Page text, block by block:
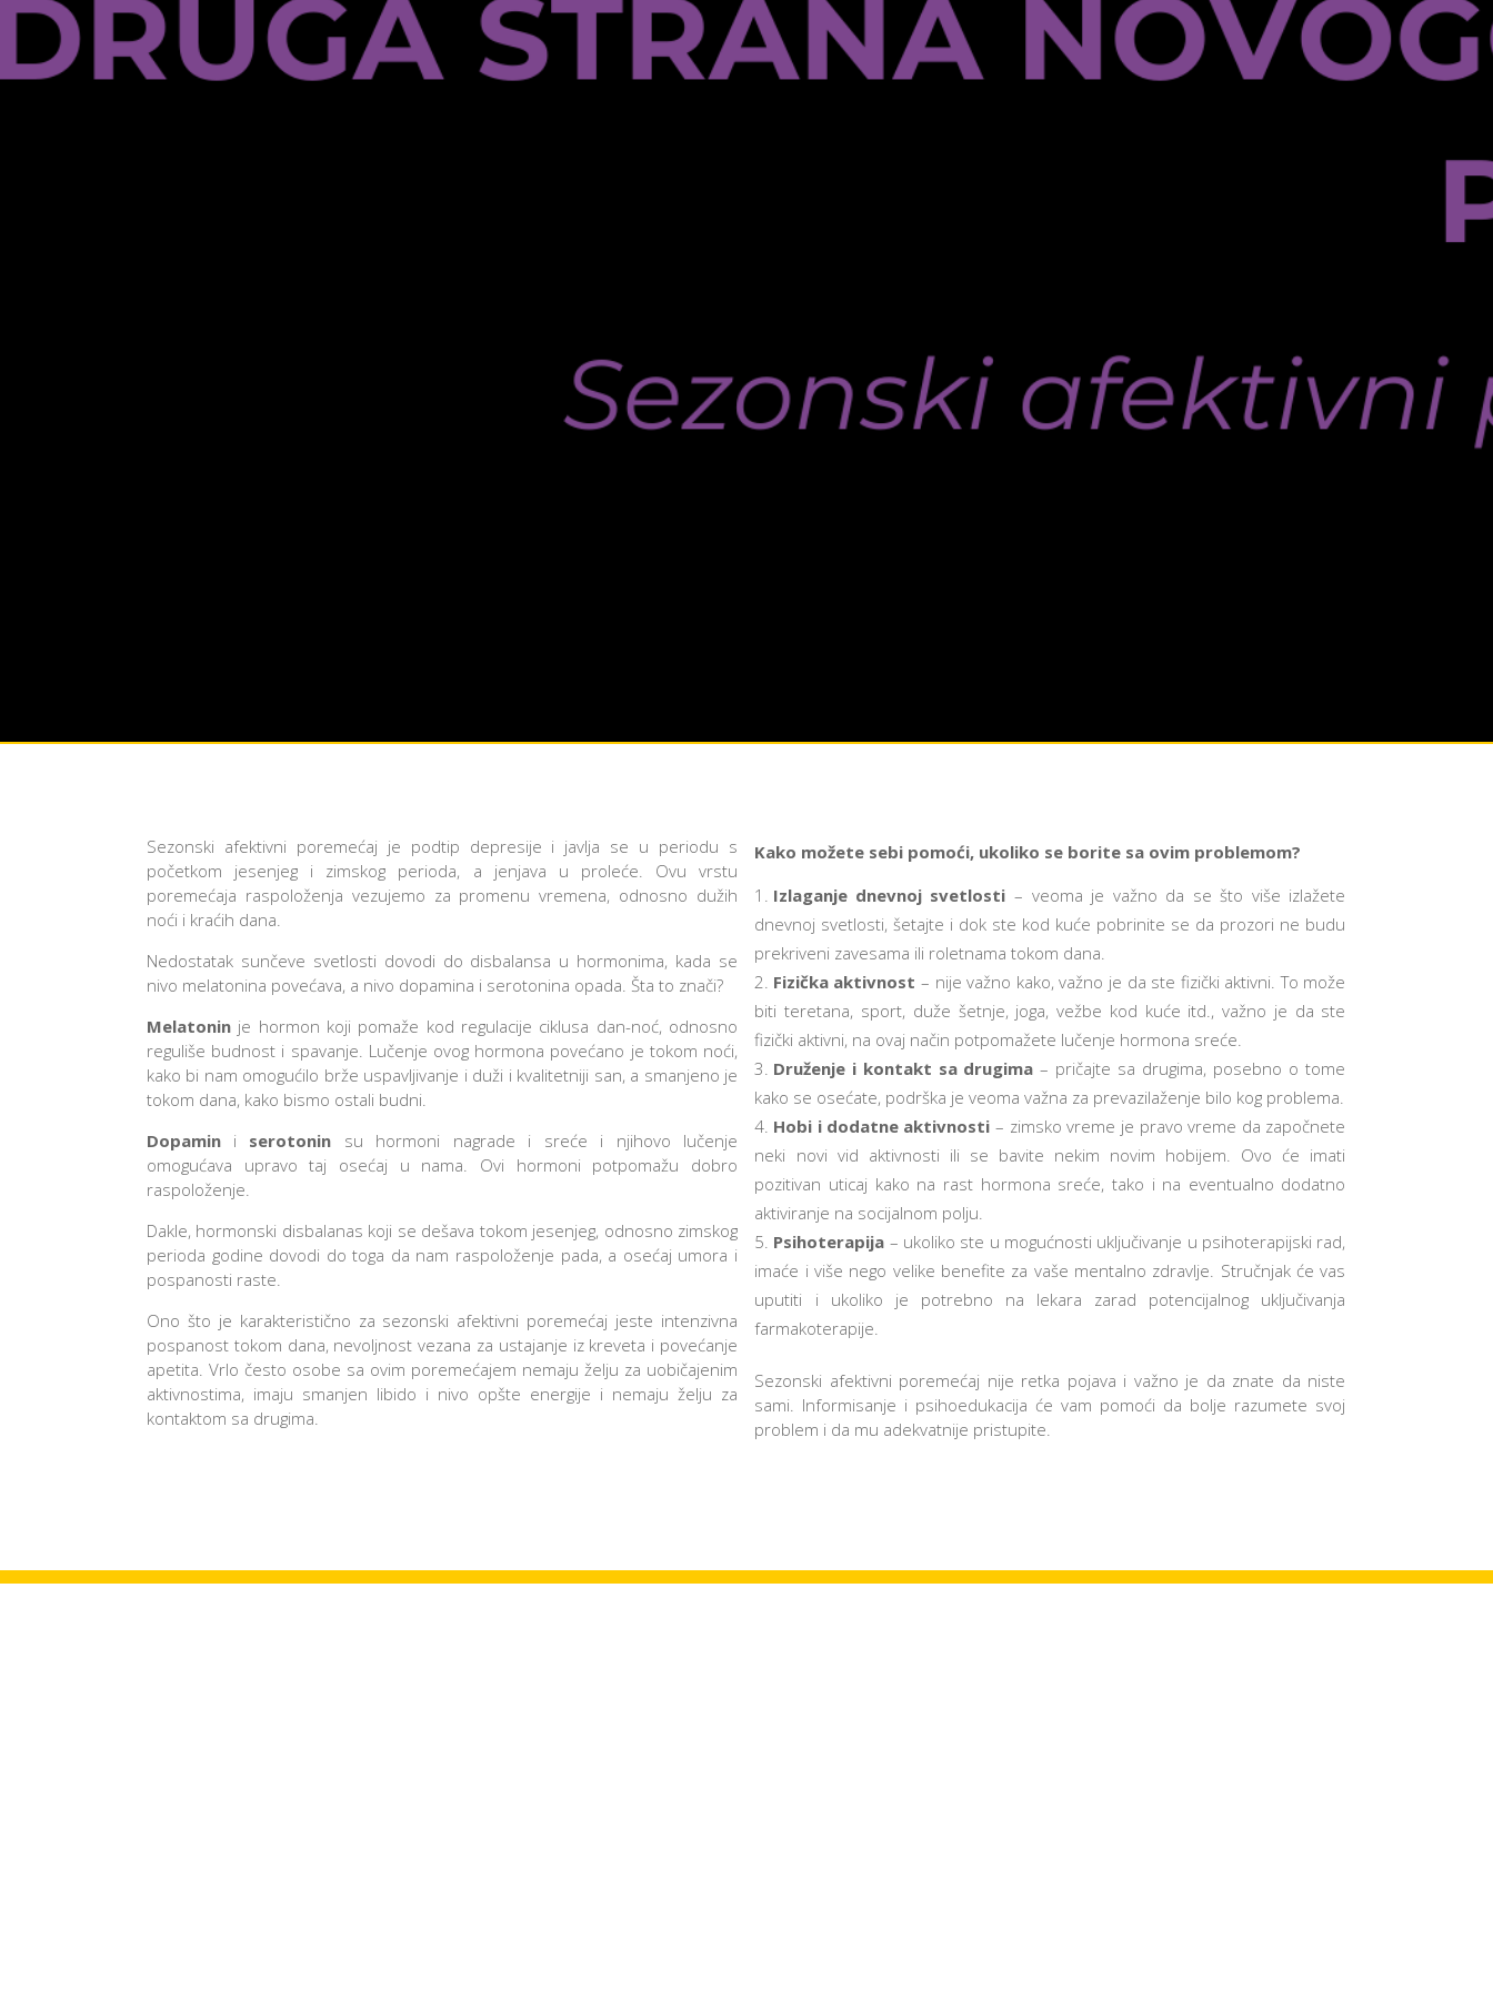
Sezonski afektivni poremećaj je podtip depresije i javlja se u periodu s
početkom jesenjeg i zimskog perioda, a jenjava u proleće. Ovu vrstu
poremećaja raspoloženja vezujemo za promenu vremena, odnosno dužih
noći i kraćih dana.
Nedostatak sunčeve svetlosti dovodi do disbalansa u hormonima, kada se
nivo melatonina povećava, a nivo dopamina i serotonina opada. Šta to znači?
Melatonin je hormon koji pomaže kod regulacije ciklusa dan-noć, odnosno
reguliše budnost i spavanje. Lučenje ovog hormona povećano je tokom noći,
kako bi nam omogućilo brže uspavljivanje i duži i kvalitetniji san, a smanjeno je
tokom dana, kako bismo ostali budni.
Dopamin i serotonin su hormoni nagrade i sreće i njihovo lučenje
omogućava upravo taj osećaj u nama. Ovi hormoni potpomažu dobro
raspoloženje.
Dakle, hormonski disbalanas koji se dešava tokom jesenjeg, odnosno zimskog
perioda godine dovodi do toga da nam raspoloženje pada, a osećaj umora i
pospanosti raste.
Ono što je karakteristično za sezonski afektivni poremećaj jeste intenzivna
pospanost tokom dana, nevoljnost vezana za ustajanje iz kreveta i povećanje
apetita. Vrlo često osobe sa ovim poremećajem nemaju želju za uobičajenim
aktivnostima, imaju smanjen libido i nivo opšte energije i nemaju želju za
kontaktom sa drugima.
Kako možete sebi pomoći, ukoliko se borite sa ovim problemom?
Izlaganje dnevnoj svetlosti – veoma je važno da se što više izlažete
dnevnoj svetlosti, šetajte i dok ste kod kuće pobrinite se da prozori ne budu
prekriveni zavesama ili roletnama tokom dana.
Fizička aktivnost – nije važno kako, važno je da ste fizički aktivni. To može
biti teretana, sport, duže šetnje, joga, vežbe kod kuće itd., važno je da ste
fizički aktivni, na ovaj način potpomažete lučenje hormona sreće.
Druženje i kontakt sa drugima – pričajte sa drugima, posebno o tome
kako se osećate, podrška je veoma važna za prevazilaženje bilo kog problema.
Hobi i dodatne aktivnosti – zimsko vreme je pravo vreme da započnete
neki novi vid aktivnosti ili se bavite nekim novim hobijem. Ovo će imati
pozitivan uticaj kako na rast hormona sreće, tako i na eventualno dodatno
aktiviranje na socijalnom polju.
Psihoterapija – ukoliko ste u mogućnosti uključivanje u psihoterapijski rad,
imaće i više nego velike benefite za vaše mentalno zdravlje. Stručnjak će vas
uputiti i ukoliko je potrebno na lekara zarad potencijalnog uključivanja
farmakoterapije.
Sezonski afektivni poremećaj nije retka pojava i važno je da znate da niste
sami. Informisanje i psihoedukacija će vam pomoći da bolje razumete svoj
problem i da mu adekvatnije pristupite.